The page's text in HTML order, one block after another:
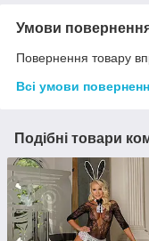
Умови
Повернення товару
Всі умови
Подібні товари